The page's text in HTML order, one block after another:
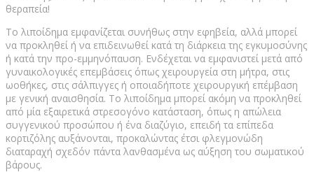
θεραπεία!
Το λιποίδημα εμφανίζεται συνήθως στην εφηβεία, αλλά μπορεί
να προκληθεί ή να επιδεινωθεί κατά τη διάρκεια της εγκυμοσύνης
ή κατά την προ-εμμηνόπαυση. Ενδέχεται να εμφανιστεί μετά από
γυναικολογικές επεμβάσεις όπως χειρουργεία στη μήτρα, στις
ωοθήκες, στις σάλπιγγες ή οποιαδήποτε χειρουργική επέμβαση
με γενική αναισθησία. Το λιποίδημα μπορεί ακόμη να προκληθεί
από μία εξαιρετικά στρεσογόνο κατάσταση, όπως η απώλεια
συγγενικού προσώπου ή ένα διαζύγιο, επειδή τα επίπεδα
κορτιζόλης αυξάνονται, προκαλώντας έτσι φλεγμονώδη
διαταραχή σχεδόν πάντα λανθασμένα ως αύξηση του σωματικού
βάρους.